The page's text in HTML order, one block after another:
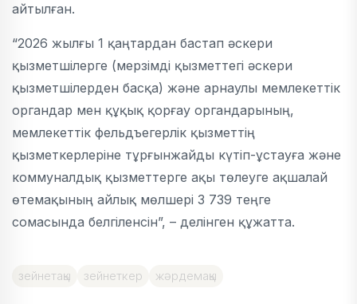
айтылған.
“2026 жылғы 1 қаңтардан бастап әскери
қызметшілерге (мерзiмдi қызметтегі әскери
қызметшілерден басқа) және арнаулы мемлекеттік
органдар мен құқық қорғау органдарының,
мемлекеттік фельдъегерлік қызметтің
қызметкерлеріне тұрғынжайды күтіп-ұстауға және
коммуналдық қызметтерге ақы төлеуге ақшалай
өтемақының айлық мөлшерi 3 739 теңге
сомасында белгiленсiн”, – делінген құжатта.
зейнетақы зейнеткер жәрдемақы